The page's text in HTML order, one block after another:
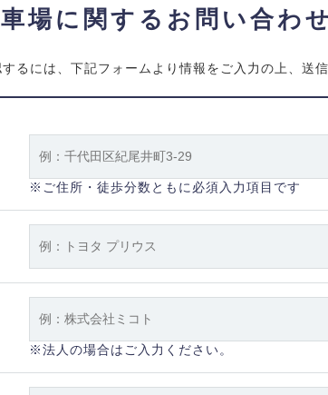
場に関するお問い合わせ
るには、下記フォームより情報をご入力の上、送信
※ご住所・徒歩分数ともに必須入力項目です
※法人の場合はご入力ください。